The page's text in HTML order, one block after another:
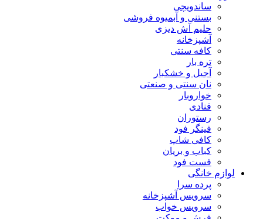
ساندویچی
بستنی و آبمیوه فروشی
حلیم آش دیزی
آشپزخانه
کافه سنتی
تره بار
آجیل و خشکبار
نان سنتی و صنعتی
خواروبار
قنادی
رستوران
فینگر فود
کافی شاپ
کباب و بریان
فست فود
لوازم خانگی
پرده سرا
سرویس آشپزخانه
سرویس خواب